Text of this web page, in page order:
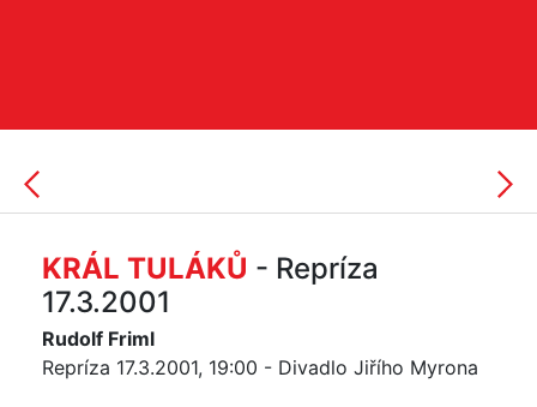
KRÁL TULÁKŮ - Repríza
17.3.2001
Rudolf Friml
Repríza 17.3.2001, 19:00 - Divadlo Jiřího Myrona